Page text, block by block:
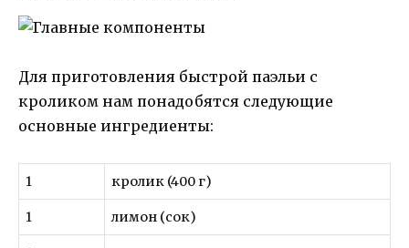
Для приготовления быстрой паэльи с
кроликом нам понадобятся следующие
основные ингредиенты:
1 кролик (400 г)
1 лимон (сок)